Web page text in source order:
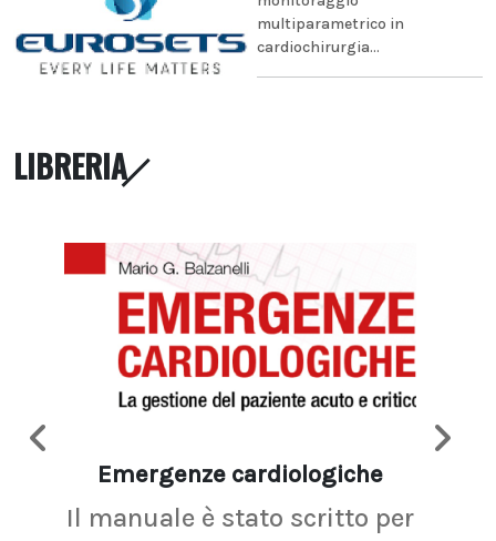
multiparametrico in
cardiochirurgia...
LIBRERIA
Emergenze cardiologiche
Il manuale è stato scritto per